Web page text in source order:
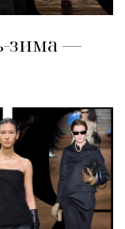
зима —